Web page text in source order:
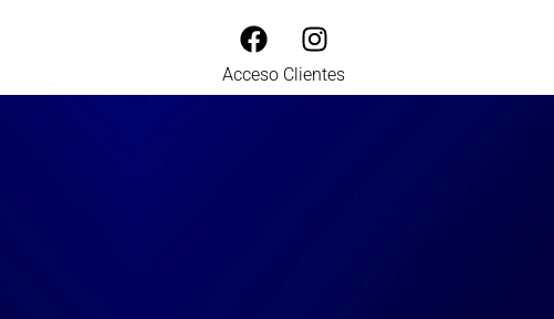
Acceso Clientes